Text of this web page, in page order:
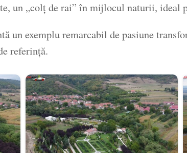
un „colț de rai” în mijlocul naturii, ideal
un exemplu remarcabil de pasiune
referință.